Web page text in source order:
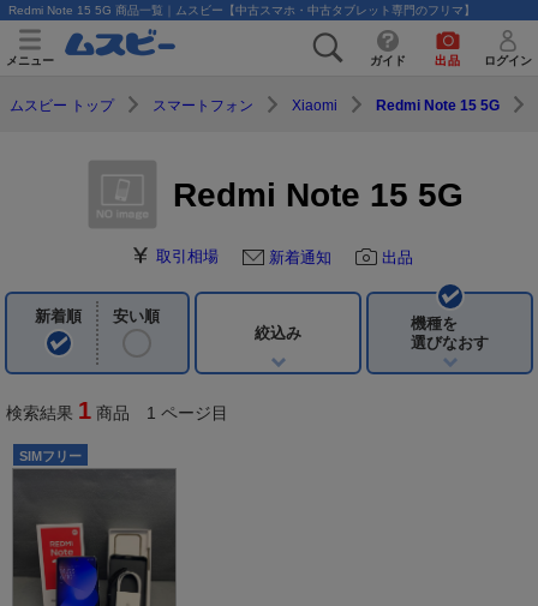
Redmi Note 15 5G 商品一覧｜ムスビー【中古スマホ・中古タブレット専門のフリマ】
メニュー ガイド 出品 ログイン
ムスビー トップ スマートフォン Xiaomi Redmi Note 15 5G
Redmi Note 15 5G
取引相場 新着通知 出品
新着順
安い順
絞込み
機種を
選びなおす
検索結果 1 商品 1 ページ目
SIMフリー